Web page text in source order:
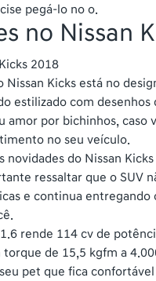
pegá-lo no o.
no Nissan
Nissan Kicks está no
estilizado com desenhos
amor por bichinhos, caso
no seu veículo.
novidades do Nissan
ressaltar que o SUV
e continua entregando
rende 114 cv de
torque de 15,5 kgfm a
pet que fica confortável